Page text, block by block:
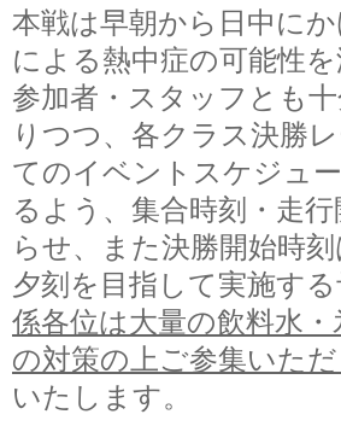
本戦は早朝から日中に
による熱中症の可能性を
参加者・スタッフとも
りつつ、各クラス決勝
てのイベントスケジュ
るよう、 集合時刻・走
らせ、また決勝開始時
夕刻を目指して実施する
係各位は大量の飲料水
の対策の上ご参集いただ
いたします。